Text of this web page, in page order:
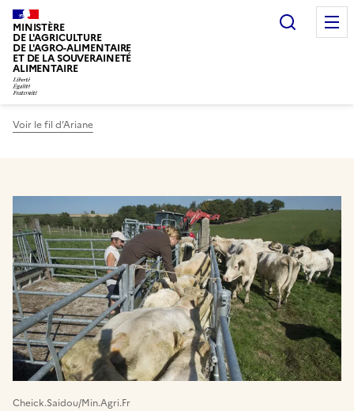
MINISTÈRE
DE L'AGRICULTURE
DE L'AGRO-ALIMENTAIRE
ET DE LA SOUVERAINETÉ
ALIMENTAIRE
Voir le fil d’Ariane
Cheick.Saidou/Min.Agri.Fr